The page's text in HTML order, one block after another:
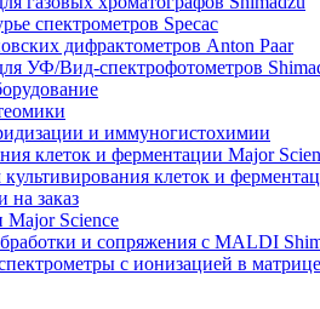
спектрометров Specac
дифрактометров Anton Paar
УФ/Вид-спектрофотометров
и иммуногистохимии
клеток и ферментации Major
клеток и
на заказ
Science
и сопряжения с MALDI
с ионизацией в